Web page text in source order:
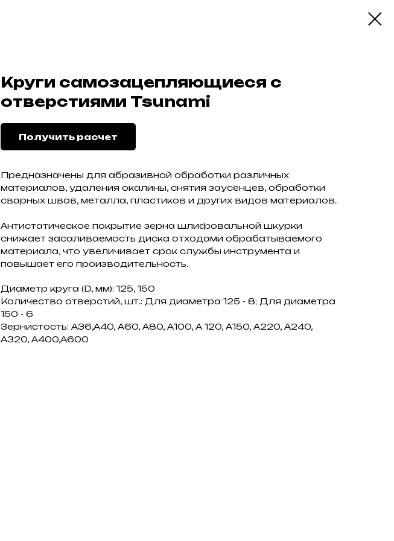
Круги самозацепляющиеся с
отверстиями Tsunami
Получить расчет
Предназначены для абразивной обработки различных
материалов, удаления окалины, снятия заусенцев, обработки
сварных швов, металла, пластиков и других видов материалов.
Антистатическое покрытие зерна шлифовальной шкурки
снижает засаливаемость диска отходами обрабатываемого
материала, что увеличивает срок службы инструмента и
повышает его производительность.
Диаметр круга (D, мм): 125, 150
Количество отверстий, шт.: Для диаметра 125 - 8; Для диаметра
150 - 6
Зернистость: А36,А40, А60, А80, А100, А 120, А150, А220, А240,
А320, А400,А600